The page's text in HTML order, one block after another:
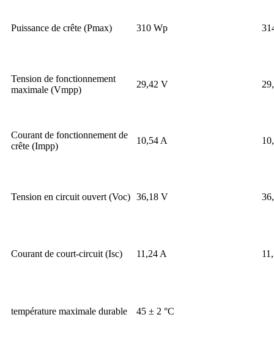
Puissance de crête (Pmax) 310 Wp
Tension de fonctionnement
maximale (Vmpp)
29,42 V
Courant de fonctionnement de
crête (Impp)
10,54 A
Tension en circuit ouvert (Voc) 36,18 V
Courant de court-circuit (Isc) 11,24 A
température maximale durable 45 ± 2 °C